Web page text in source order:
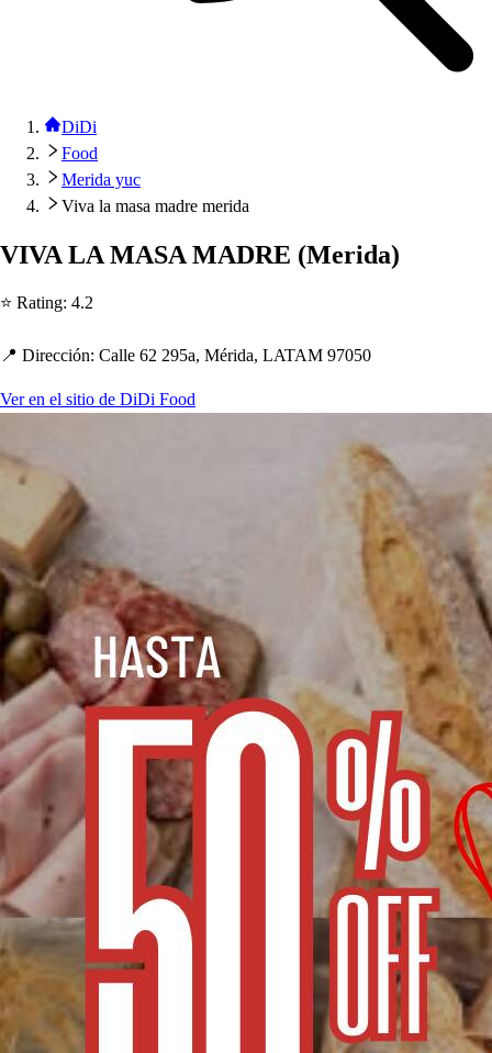
DiDi
Food
Merida yuc
Viva la masa madre merida
VIVA LA MASA MADRE (Merida)
⭐ Rating: 4.2
📍 Dirección: Calle 62 295a, Mérida, LATAM 97050
Ver en el sitio de DiDi Food